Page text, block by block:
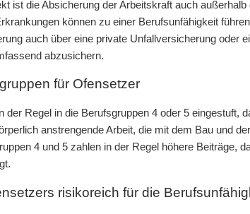
ist die Absicherung der Arbeitskraft auch
können zu einer Berufsunfähigkeit
auch über eine private Unfallversicherung oder
abzusichern.
für Ofensetzer
der Regel in die Berufsgruppen 4 oder 5 eingestuft,
anstrengende Arbeit, die mit dem Bau und
4 und 5 zahlen in der Regel höhere Beiträge,
risikoreich für die